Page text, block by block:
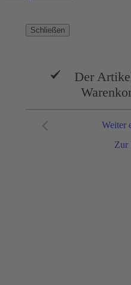
Schließen
Der
Zur
Weiter